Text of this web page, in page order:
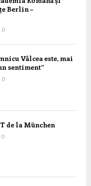
Berlin –
0
Vâlcea este, mai
sentiment”
0
de la München
0